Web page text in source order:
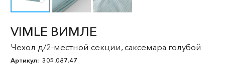
VIMLE ВИМЛЕ
Чехол д/2-местной секции, саксемара голубой
Артикул: 305.087.47